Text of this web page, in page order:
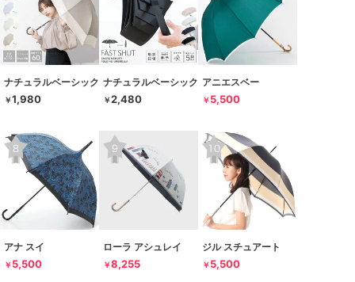
ナチュラルベーシック
￥1,980
ナチュラルベーシック
￥2,480
アニエスベー
￥ 5,500
アナ スイ
￥ 5,500
ローラ アシュレイ
￥8,255
ジル スチュアート
￥ 5,500